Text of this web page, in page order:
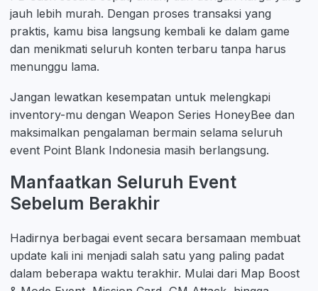
jauh lebih murah. Dengan proses transaksi yang
praktis, kamu bisa langsung kembali ke dalam game
dan menikmati seluruh konten terbaru tanpa harus
menunggu lama.
Jangan lewatkan kesempatan untuk melengkapi
inventory-mu dengan Weapon Series HoneyBee dan
maksimalkan pengalaman bermain selama seluruh
event Point Blank Indonesia masih berlangsung.
Manfaatkan Seluruh Event
Sebelum Berakhir
Hadirnya berbagai event secara bersamaan membuat
update kali ini menjadi salah satu yang paling padat
dalam beberapa waktu terakhir. Mulai dari Map Boost